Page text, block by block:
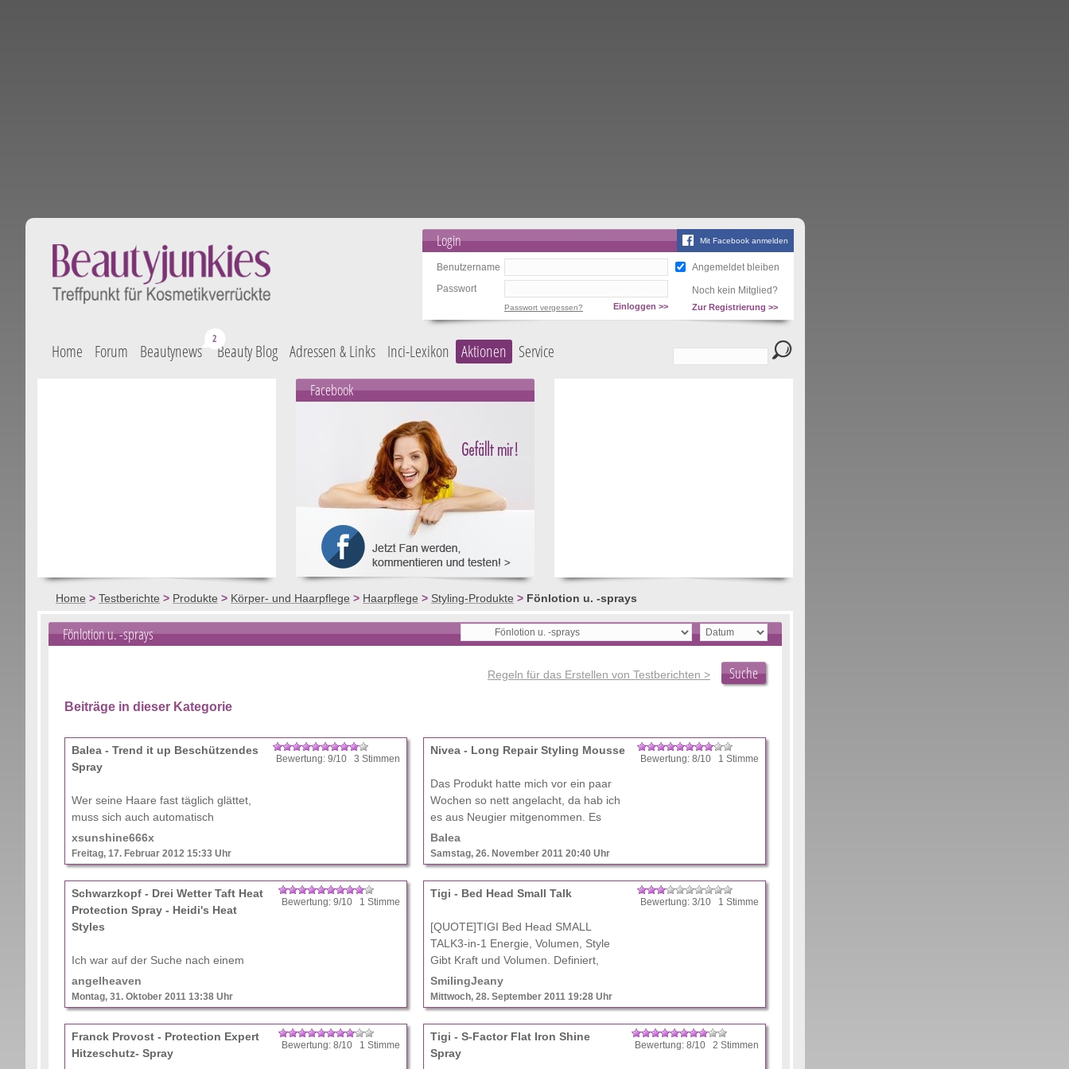
Mit Facebook anmelden
Login
Benutzername
Angemeldet bleiben
Passwort
Noch kein Mitglied?
Einloggen >>
Passwort vergessen? Zur Registrierung >>
Home Forum Beautynews Beauty Blog Adressen & Links Inci-Lexikon Aktionen Service
Facebook
Home > Testberichte > Produkte > Körper- und Haarpflege > Haarpflege > Styling-Produkte > Fönlotion u. -sprays
Fönlotion u. -sprays
Regeln für das Erstellen von Testberichten > Suche
Beiträge in dieser Kategorie
Bewertung: 9/10 3 Stimmen
Balea - Trend it up Beschützendes
Spray
Wer seine Haare fast täglich glättet,
muss sich auch automatisch
Gedanken darüber machen, wie er
diese vor der Hitze schützt, denn
anders leiden sie unweigerlich nach
kurzer Zeit darunter. Die Ver ...
xsunshine666x
Freitag, 17. Februar 2012 15:33 Uhr
Bewertung: 8/10 1 Stimme
Nivea - Long Repair Styling Mousse
Das Produkt hatte mich vor ein paar
Wochen so nett angelacht, da hab ich
es aus Neugier mitgenommen. Es
riecht sehr angenehm, halt Nivea-
typisch. Es soll, dank der Thermo Care
Technologie, extra s ...
Balea
Samstag, 26. November 2011 20:40 Uhr
Bewertung: 9/10 1 Stimme
Schwarzkopf - Drei Wetter Taft Heat
Protection Spray - Heidi's Heat
Styles
Ich war auf der Suche nach einem
Hitzeschutzspray ohne Silikone und bin
dann auf dieses Produkt gestoßen. Ich
hatte bisher schon einige Sprays
ausprobiert aber keines hatte mich
bisher recht überz ...
angelheaven
Montag, 31. Oktober 2011 13:38 Uhr
Bewertung: 3/10 1 Stimme
Tigi - Bed Head Small Talk
[QUOTE]TIGI Bed Head SMALL
TALK3-in-1 Energie, Volumen, Style
Gibt Kraft und Volumen. Definiert,
trennt und kontrolliert. Bla, bla, bla? *
Verleiht Glanz und kontrolliert krauses
Haar * Hitzeschu ...
SmilingJeany
Mittwoch, 28. September 2011 19:28 Uhr
Bewertung: 8/10 1 Stimme
Franck Provost - Protection Expert
Hitzeschutz- Spray
Bewertung: 8/10 2 Stimmen
Tigi - S-Factor Flat Iron Shine
Spray